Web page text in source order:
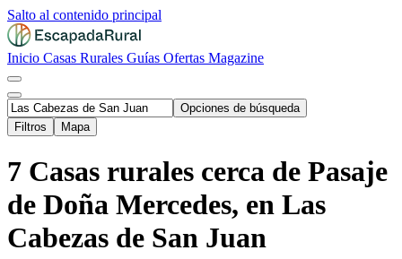
Salto al contenido principal
Inicio Casas Rurales Guías Ofertas Magazine
Opciones de búsqueda
Filtros
Mapa
7 Casas rurales cerca de Pasaje
de Doña Mercedes, en Las
Cabezas de San Juan